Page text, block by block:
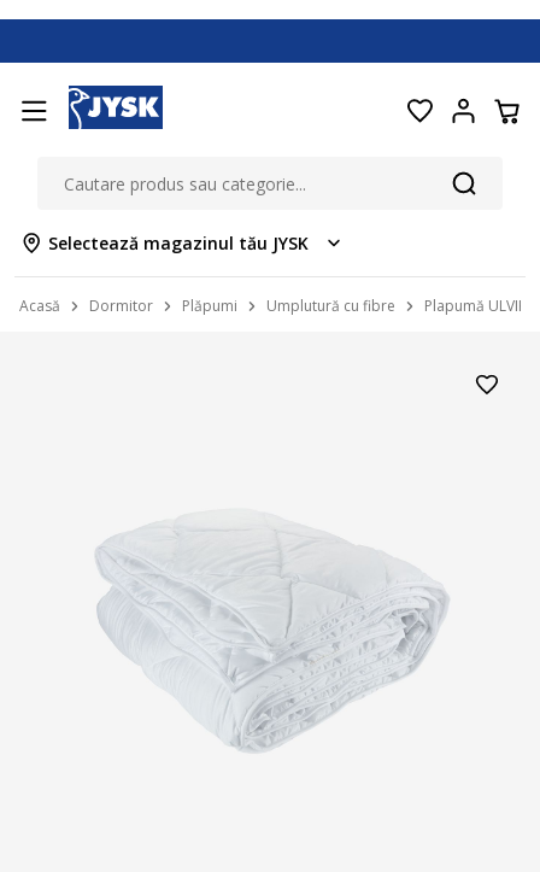
Selectează magazinul tău JYSK
Acasă Dormitor Plăpumi Umplutură cu fibre Plapumă ULVIK